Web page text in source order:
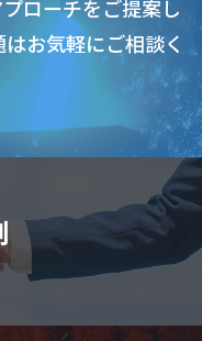
ローチをご提案し
お気軽にご相談く